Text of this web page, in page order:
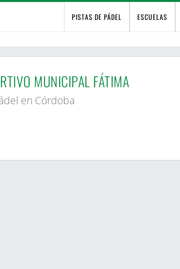
PISTAS DE PÁDEL ESCUELAS
MUNICIPAL FÁTIMA
en Córdoba